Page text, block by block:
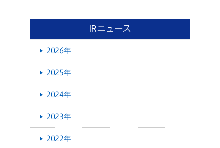
IRニュース
2026年
2025年
2024年
2023年
2022年